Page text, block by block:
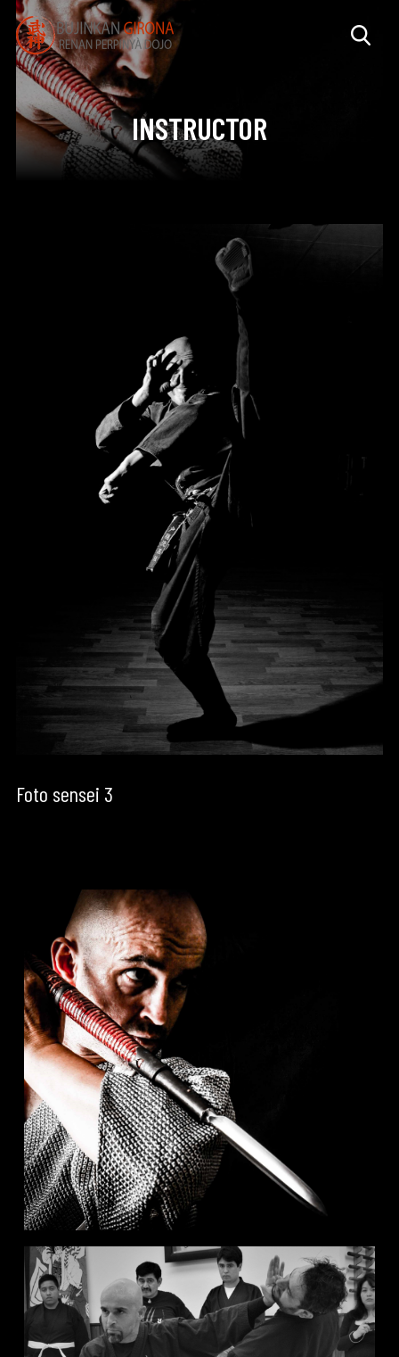
INSTRUCTOR
Foto sensei 3